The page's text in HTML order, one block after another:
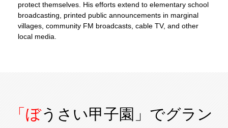
protect themselves. His efforts extend to elementary school
broadcasting, printed public announcements in marginal
villages, community FM broadcasts, cable TV, and other
local media.
「ぼうさい甲子園」でグラン